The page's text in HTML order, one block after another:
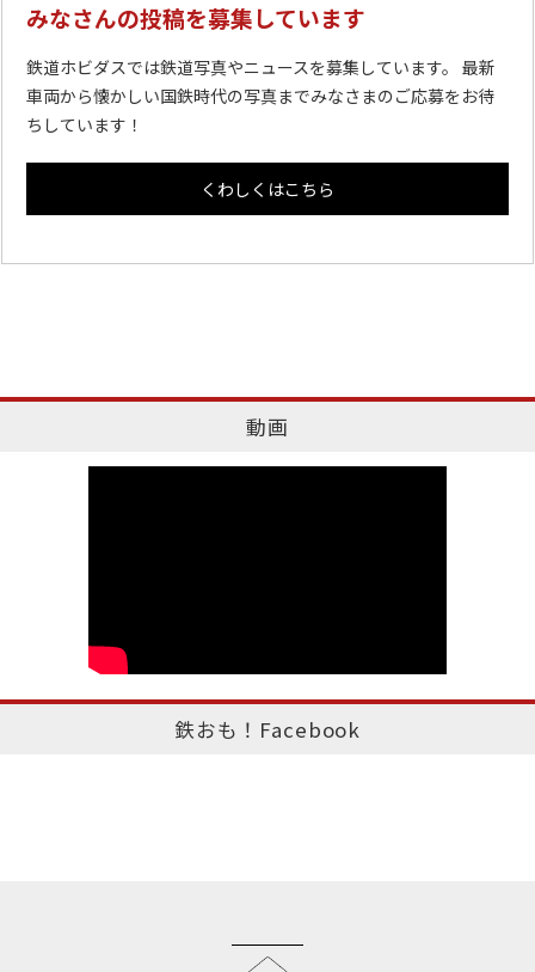
みなさんの投稿を募集しています
鉄道ホビダスでは鉄道写真やニュースを募集しています。 最新
車両から懐かしい国鉄時代の写真までみなさまのご応募をお待
ちしています！
くわしくはこちら
動画
鉄おも！Facebook